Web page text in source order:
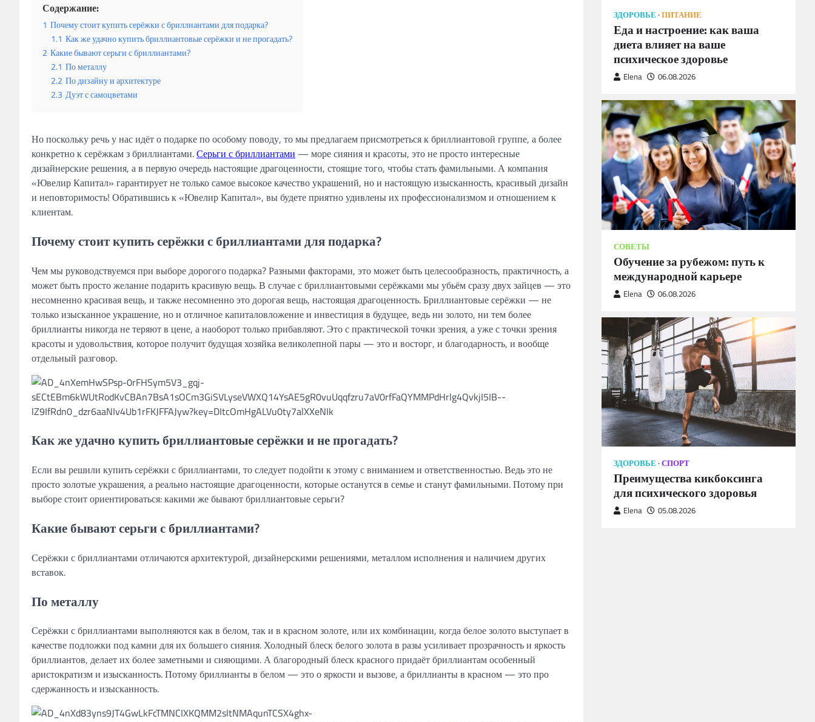
Содержание:
1 Почему стоит купить серёжки с бриллиантами для подарка?
1.1 Как же удачно купить бриллиантовые серёжки и не прогадать?
2 Какие бывают серьги с бриллиантами?
2.1 По металлу
2.2 По дизайну и архитектуре
2.3 Дуэт с самоцветами
Но поскольку речь у нас идёт о подарке по особому поводу, то мы предлагаем присмотреться к бриллиантовой группе, а более
конкретно к серёжкам з бриллиантами.Серьги с бриллиантами — море сияния и красоты, это не просто интересные
дизайнерские решения, а в первую очередь настоящие драгоценности, стоящие того, чтобы стать фамильными. А компания
«Ювелир Капитал» гарантирует не только самое высокое качество украшений, но и настоящую изысканность, красивый дизайн
и неповторимость! Обратившись к «Ювелир Капитал», вы будете приятно удивлены их профессионализмом и отношением к
клиентам.
Почему стоит купить серёжки с бриллиантами для подарка?
Чем мы руководствуемся при выборе дорогого подарка? Разными факторами, это может быть целесообразность, практичность, а
может быть просто желание подарить красивую вещь. В случае с бриллиантовыми серёжками мы убьём сразу двух зайцев — это
несомненно красивая вещь, и также несомненно это дорогая вещь, настоящая драгоценность. Бриллиантовые серёжки — не
только изысканное украшение, но и отличное капиталовложение и инвестиция в будущее, ведь ни золото, ни тем более
бриллианты никогда не теряют в цене, а наоборот только прибавляют. Это с практической точки зрения, а уже с точки зрения
красоты и удовольствия, которое получит будущая хозяйка великолепной пары — это и восторг, и благодарность, и вообще
отдельный разговор.
Как же удачно купить бриллиантовые серёжки и не прогадать?
Если вы решили купить серёжки с бриллиантами, то следует подойти к этому с вниманием и ответственностью. Ведь это не
просто золотые украшения, а реально настоящие драгоценности, которые останутся в семье и станут фамильными. Потому при
выборе стоит ориентироваться: какими же бывают бриллиантовые серьги?
Какие бывают серьги с бриллиантами?
Серёжки с бриллиантами отличаются архитектурой, дизайнерскими решениями, металлом исполнения и наличием других
вставок.
По металлу
Серёжки с бриллиантами выполняются как в белом, так и в красном золоте, или их комбинации, когда белое золото выступает в
качестве подложки под камни для их большего сияния. Холодный блеск белого золота в разы усиливает прозрачность и яркость
бриллиантов, делает их более заметными и сияющими. А благородный блеск красного придаёт бриллиантам особенный
аристократизм и изысканность. Потому бриллианты в белом — это о яркости и вызове, а бриллианты в красном — это про
сдержанность и изысканность.
ЗДОРОВЬЕ ПИТАНИЕ
Еда и настроение: как ваша
диета влияет на ваше
психическое здоровье
Elena 06.08.2026
СОВЕТЫ
Обучение за рубежом: путь к
международной карьере
Elena 06.08.2026
ЗДОРОВЬЕ СПОРТ
Преимущества кикбоксинга
для психического здоровья
Elena 05.08.2026